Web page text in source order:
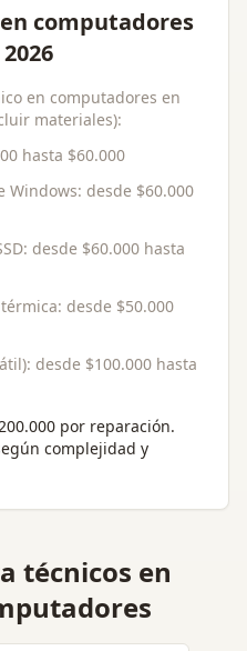
computadores
en computadores en
materiales):
hasta $60.000
Windows: desde $60.000
: desde $60.000 hasta
: desde $50.000
: desde $100.000 hasta
por reparación.
complejidad y
técnicos en